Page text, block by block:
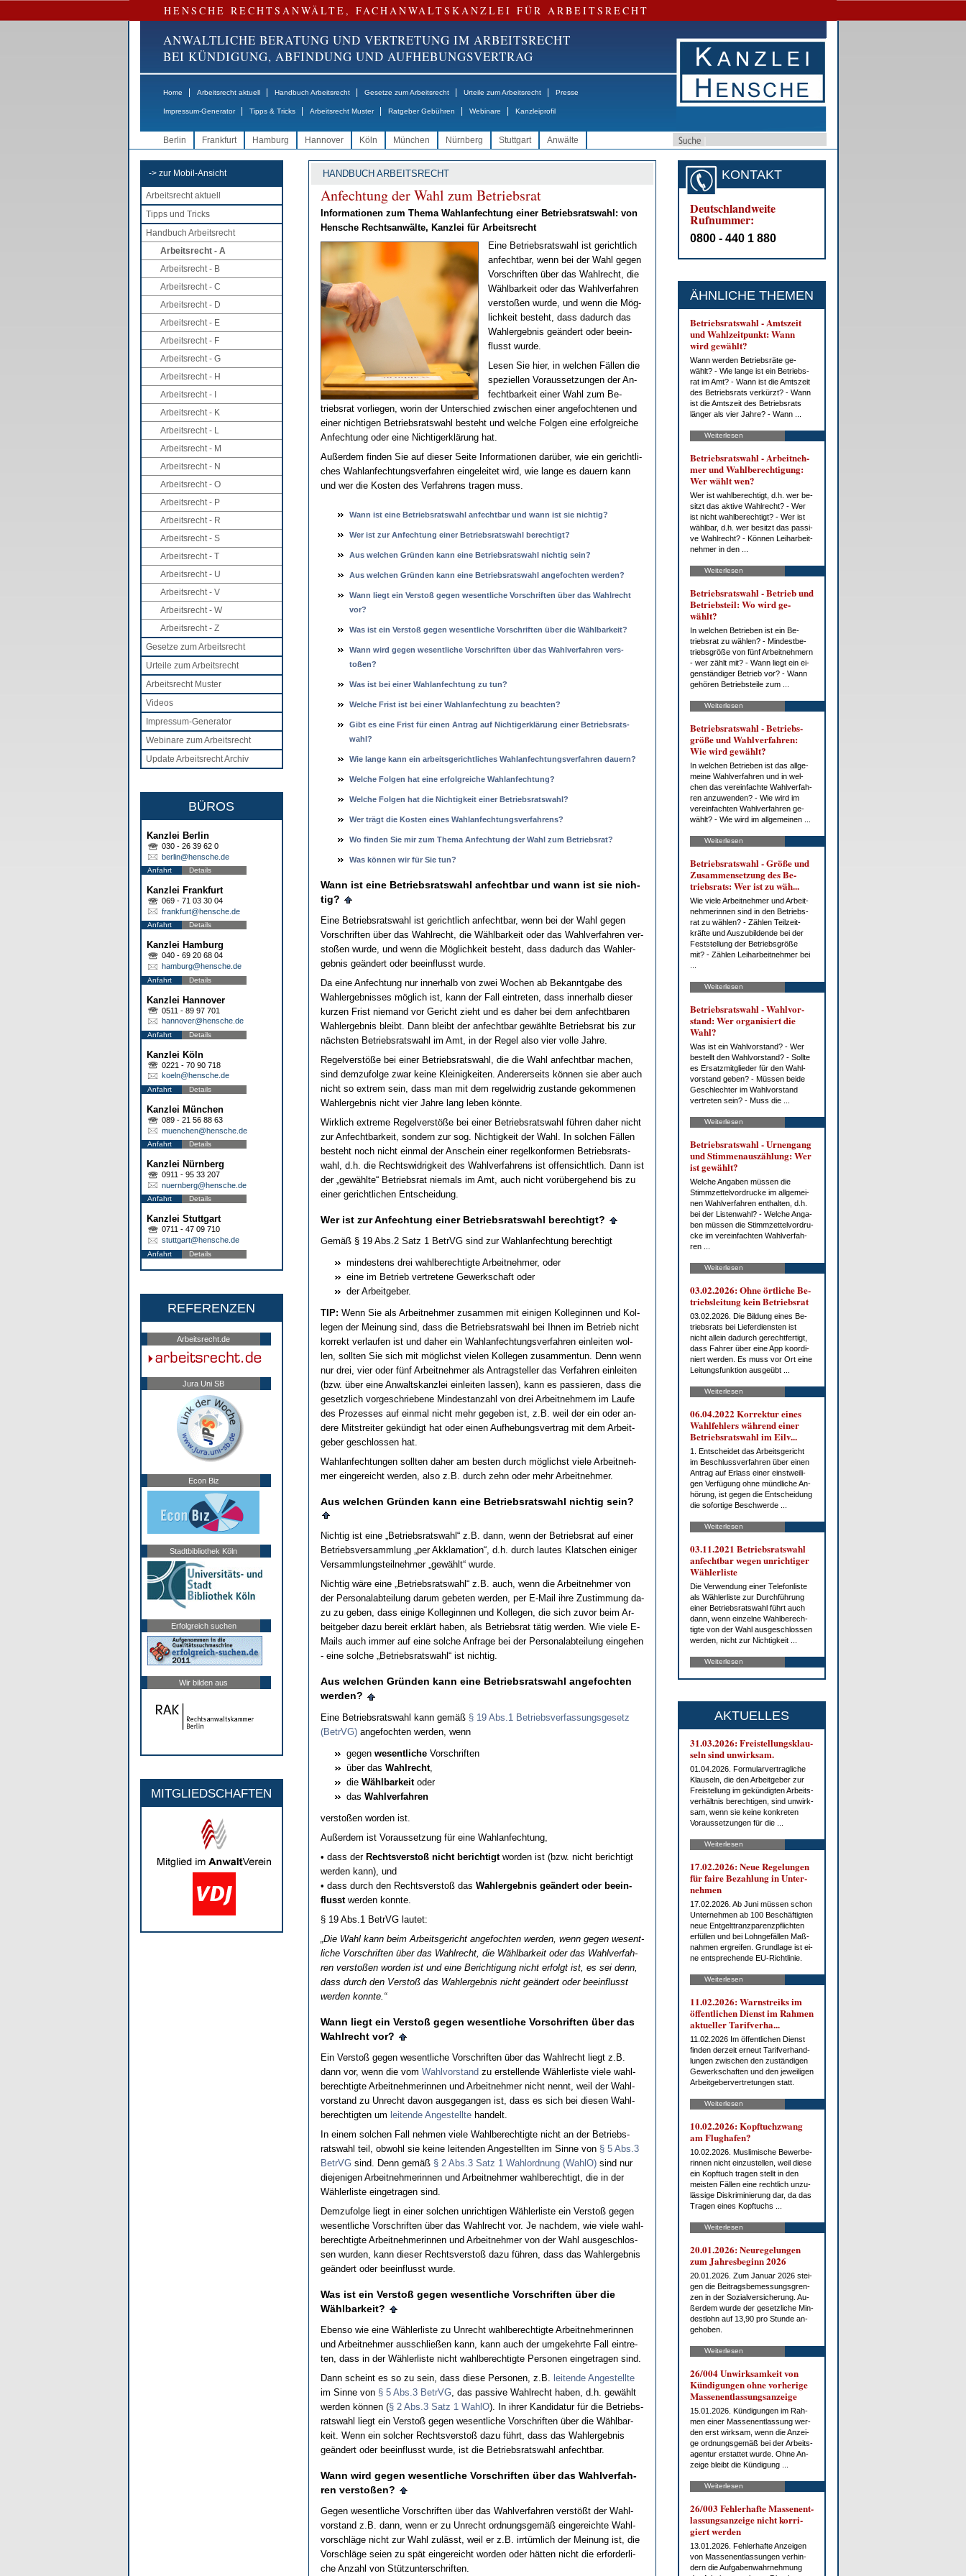
HENSCHE RECHTSANWÄLTE, FACHANWALTSKANZLEI FÜR ARBEITSRECHT
ANWALTLICHE BERATUNG UND VERTRETUNG IM ARBEITSRECHT
BEI KÜNDIGUNG, ABFINDUNG UND AUFHEBUNGSVERTRAG
Home Arbeitsrecht aktuell Handbuch Arbeitsrecht Gesetze zum Arbeitsrecht Urteile zum Arbeitsrecht Presse
Impressum-Generator Tipps & Tricks Arbeitsrecht Muster Ratgeber Gebühren Webinare Kanzleiprofil
Berlin Frankfurt Hamburg Hannover Köln München Nürnberg Stuttgart Anwälte
-> zur Mobil-Ansicht
Arbeitsrecht aktuell
Tipps und Tricks
Handbuch Arbeitsrecht
Arbeitsrecht - A
Arbeitsrecht - B
Arbeitsrecht - C
Arbeitsrecht - D
Arbeitsrecht - E
Arbeitsrecht - F
Arbeitsrecht - G
Arbeitsrecht - H
Arbeitsrecht - I
Arbeitsrecht - K
Arbeitsrecht - L
Arbeitsrecht - M
Arbeitsrecht - N
Arbeitsrecht - O
Arbeitsrecht - P
Arbeitsrecht - R
Arbeitsrecht - S
Arbeitsrecht - T
Arbeitsrecht - U
Arbeitsrecht - V
Arbeitsrecht - W
Arbeitsrecht - Z
Gesetze zum Arbeitsrecht
Urteile zum Arbeitsrecht
Arbeitsrecht Muster
Videos
Impressum-Generator
Webinare zum Arbeitsrecht
Update Arbeitsrecht Archiv
BÜROS
Kanzlei Berlin
030 - 26 39 62 0
berlin@hensche.de
Anfahrt Details
Kanzlei Frankfurt
069 - 71 03 30 04
frankfurt@hensche.de
Anfahrt Details
Kanzlei Hamburg
040 - 69 20 68 04
hamburg@hensche.de
Anfahrt Details
Kanzlei Hannover
0511 - 89 97 701
hannover@hensche.de
Anfahrt Details
Kanzlei Köln
0221 - 70 90 718
koeln@hensche.de
Anfahrt Details
Kanzlei München
089 - 21 56 88 63
muenchen@hensche.de
Anfahrt Details
Kanzlei Nürnberg
0911 - 95 33 207
nuernberg@hensche.de
Anfahrt Details
Kanzlei Stuttgart
0711 - 47 09 710
stuttgart@hensche.de
Anfahrt Details
REFERENZEN
Arbeitsrecht.de
Jura Uni SB
Econ Biz
Stadtbibliothek Köln
Erfolgreich suchen
Wir bilden aus
MITGLIEDSCHAFTEN
HANDBUCH ARBEITSRECHT
An­fech­tung der Wahl zum Be­triebs­rat
In­for­ma­tio­nen zum The­ma Wahl­an­fech­tung ei­ner Be­triebs­rats­wahl: von
Hen­sche Rechts­an­wäl­te, Kanz­lei für Ar­beits­recht
Ei­ne Be­triebs­rats­wahl ist ge­richt­lich
an­fecht­bar, wenn bei der Wahl ge­gen
Vor­schrif­ten über das Wahl­recht, die
Wähl­bar­keit oder das Wahl­ver­fah­ren
ver­sto­ßen wur­de, und wenn die Mög­
lich­keit be­steht, dass da­durch das
Wahl­er­geb­nis ge­än­dert oder be­ein­
flusst wur­de.
Le­sen Sie hier, in wel­chen Fäl­len die
spe­zi­el­len Vor­aus­set­zun­gen der An­
fecht­bar­keit ei­ner Wahl zum Be­
triebs­rat vor­lie­gen, wor­in der Un­ter­schied zwi­schen ei­ner an­ge­foch­te­nen und
ei­ner nich­ti­gen Be­triebs­rats­wahl be­steht und wel­che Fol­gen ei­ne er­folg­rei­che
An­fech­tung oder ei­ne Nich­ti­g­er­klä­rung hat.
Au­ßer­dem fin­den Sie auf die­ser Sei­te In­for­ma­tio­nen dar­über, wie ein ge­richt­li­
ches Wahl­an­fech­tungs­ver­fah­ren ein­ge­lei­tet wird, wie lan­ge es dau­ern kann
und wer die Kos­ten des Ver­fah­rens tra­gen muss.
Wann ist ei­ne Be­triebs­rats­wahl an­fecht­bar und wann ist sie nich­tig?
Wer ist zur An­fech­tung ei­ner Be­triebs­rats­wahl be­rech­tigt?
Aus wel­chen Gründen kann ei­ne Be­triebs­rats­wahl nich­tig sein?
Aus wel­chen Gründen kann ei­ne Be­triebs­rats­wahl an­ge­foch­ten wer­den?
Wann liegt ein Ver­s­toß ge­gen we­sent­li­che Vor­schrif­ten über das Wahl­recht
vor?
Was ist ein Ver­s­toß ge­gen we­sent­li­che Vor­schrif­ten über die Wähl­bar­keit?
Wann wird ge­gen we­sent­li­che Vor­schrif­ten über das Wahl­ver­fah­ren ver­s­
toßen?
Was ist bei ei­ner Wahl­an­fech­tung zu tun?
Wel­che Frist ist bei ei­ner Wahl­an­fech­tung zu be­ach­ten?
Gibt es ei­ne Frist für ei­nen An­trag auf Nich­ti­gerklärung ei­ner Be­triebs­rats­
wahl?
Wie lan­ge kann ein ar­beits­ge­richt­li­ches Wahl­an­fech­tungs­ver­fah­ren dau­ern?
Wel­che Fol­gen hat ei­ne er­folg­rei­che Wahl­an­fech­tung?
Wel­che Fol­gen hat die Nich­tig­keit ei­ner Be­triebs­rats­wahl?
Wer trägt die Kos­ten ei­nes Wahl­an­fech­tungs­ver­fah­rens?
Wo fin­den Sie mir zum The­ma An­fech­tung der Wahl zum Be­triebs­rat?
Was kön­nen wir für Sie tun?
Wann ist ei­ne Be­triebs­rats­wahl an­fecht­bar und wann ist sie nich­
tig?
Ei­ne Be­triebs­rats­wahl ist ge­richt­lich an­fecht­bar, wenn bei der Wahl ge­gen
Vor­schrif­ten über das Wahl­recht, die Wähl­bar­keit oder das Wahl­ver­fah­ren ver­
s­toßen wur­de, und wenn die Möglich­keit be­steht, dass da­durch das Wahl­er­
geb­nis geändert oder be­ein­flusst wur­de.
Da ei­ne An­fech­tung nur in­ner­halb von zwei Wo­chen ab Be­kannt­ga­be des
Wahl­er­geb­nis­ses möglich ist, kann der Fall ein­tre­ten, dass in­ner­halb die­ser
kur­zen Frist nie­mand vor Ge­richt zieht und es da­her bei dem an­fecht­ba­ren
Wahl­er­geb­nis bleibt. Dann bleibt der an­fecht­bar gewähl­te Be­triebs­rat bis zur
nächs­ten Be­triebs­rats­wahl im Amt, in der Re­gel al­so vier vol­le Jah­re.
Re­gel­verstöße bei ei­ner Be­triebs­rats­wahl, die die Wahl an­fecht­bar ma­chen,
sind dem­zu­fol­ge zwar kei­ne Klei­nig­kei­ten. An­de­rer­seits können sie aber auch
nicht so ex­trem sein, dass man mit dem re­gel­wid­rig zu­stan­de ge­kom­me­nen
Wahl­er­geb­nis nicht vier Jah­re lang le­ben könn­te.
Wirk­lich ex­tre­me Re­gel­verstöße bei ei­ner Be­triebs­rats­wahl führen da­her nicht
zur An­fecht­bar­keit, son­dern zur sog. Nich­tig­keit der Wahl. In sol­chen Fällen
be­steht noch nicht ein­mal der An­schein ei­ner re­gel­kon­for­men Be­triebs­rats­
wahl, d.h. die Rechts­wid­rig­keit des Wahl­ver­fah­rens ist of­fen­sicht­lich. Dann ist
der „gewähl­te“ Be­triebs­rat nie­mals im Amt, auch nicht vorüber­ge­hend bis zu
ei­ner ge­richt­li­chen Ent­schei­dung.
Wer ist zur An­fech­tung ei­ner Be­triebs­rats­wahl be­rech­tigt?
Gemäß § 19 Abs.2 Satz 1 Be­trVG sind zur Wahl­an­fech­tung be­rech­tigt
min­des­tens drei wahl­be­rech­tig­te Ar­beit­neh­mer, oder
ei­ne im Be­trieb ver­tre­te­ne Ge­werk­schaft oder
der Ar­beit­ge­ber.
TIP: Wenn Sie als Ar­beit­neh­mer zu­sam­men mit ei­ni­gen Kol­le­gin­nen und Kol­
le­gen der Mei­nung sind, dass die Be­triebs­rats­wahl bei Ih­nen im Be­trieb nicht
kor­rekt ver­lau­fen ist und da­her ein Wahl­an­fech­tungs­ver­fah­ren ein­lei­ten wol­
len, soll­ten Sie sich mit möglichst vie­len Kol­le­gen zu­sam­men­tun. Denn wenn
nur drei, vier oder fünf Ar­beit­neh­mer als An­trag­stel­ler das Ver­fah­ren ein­lei­ten
(bzw. über ei­ne An­walts­kanz­lei ein­lei­ten las­sen), kann es pas­sie­ren, dass die
ge­setz­lich vor­ge­schrie­be­ne Min­dest­an­zahl von drei Ar­beit­neh­mern im Lau­fe
des Pro­zes­ses auf ein­mal nicht mehr ge­ge­ben ist, z.B. weil der ein oder an­
de­re Mit­strei­ter gekündigt hat oder ei­nen Auf­he­bungs­ver­trag mit dem Ar­beit­
ge­ber ge­schlos­sen hat.
Wahl­an­fech­tun­gen soll­ten da­her am bes­ten durch möglichst vie­le Ar­beit­neh­
mer ein­ge­reicht wer­den, al­so z.B. durch zehn oder mehr Ar­beit­neh­mer.
Aus wel­chen Gründen kann ei­ne Be­triebs­rats­wahl nich­tig sein?
Nich­tig ist ei­ne „Be­triebs­rats­wahl“ z.B. dann, wenn der Be­triebs­rat auf ei­ner
Be­triebs­ver­samm­lung „per Ak­kla­ma­ti­on“, d.h. durch lau­tes Klat­schen ei­ni­ger
Ver­samm­lungs­teil­neh­mer „gewählt“ wur­de.
Nich­tig wäre ei­ne „Be­triebs­rats­wahl“ z.B. auch, wenn die Ar­beit­neh­mer von
der Per­so­nal­ab­tei­lung dar­um ge­be­ten wer­den, per E-Mail ih­re Zu­stim­mung da­
zu zu ge­ben, dass ei­ni­ge Kol­le­gin­nen und Kol­le­gen, die sich zu­vor beim Ar­
beit­ge­ber da­zu be­reit erklärt ha­ben, als Be­triebs­rat tätig wer­den. Wie vie­le E-
Mails auch im­mer auf ei­ne sol­che An­fra­ge bei der Per­so­nal­ab­tei­lung ein­ge­hen
- ei­ne sol­che „Be­triebs­rats­wahl“ ist nich­tig.
Aus wel­chen Gründen kann ei­ne Be­triebs­rats­wahl an­ge­foch­ten
wer­den?
Ei­ne Be­triebs­rats­wahl kann gemäß § 19 Abs.1 Be­triebs­ver­fas­sungs­ge­setz
(Be­trVG)an­ge­foch­ten wer­den, wenn
ge­gen we­sent­li­cheVor­schrif­ten
über das Wahl­recht,
die Wähl­bar­keitoder
das Wahl­ver­fah­ren
ver­s­toßen wor­den ist.
Außer­dem ist Vor­aus­set­zung für ei­ne Wahl­an­fech­tung,
• dass der Rechts­ver­s­toß nicht be­rich­tigtwor­den ist (bzw. nicht be­rich­tigt
wer­den kann), und
• dass durch den Rechts­ver­s­toß das Wahl­er­geb­nis geändert oder be­ein­
flusstwer­den konn­te.
§ 19 Abs.1 Be­trVG lau­tet:
„Die Wahl kann beim Ar­beits­ge­richt an­ge­foch­ten wer­den, wenn ge­gen we­sent­
li­che Vor­schrif­ten über das Wahl­recht, die Wähl­bar­keit oder das Wahl­ver­fah­
ren ver­s­toßen wor­den ist und ei­ne Be­rich­ti­gung nicht er­folgt ist, es sei denn,
dass durch den Ver­s­toß das Wahl­er­geb­nis nicht geändert oder be­ein­flusst
wer­den konn­te.“
Wann liegt ein Ver­s­toß ge­gen we­sent­li­che Vor­schrif­ten über das
Wahl­recht vor?
Ein Ver­s­toß ge­gen we­sent­li­che Vor­schrif­ten über das Wahl­recht liegt z.B.
dann vor, wenn die vom Wahl­vor­stand zu er­stel­len­de Wähler­lis­te vie­le wahl­
be­rech­tig­te Ar­beit­neh­me­rin­nen und Ar­beit­neh­mer nicht nennt, weil der Wahl­
vor­stand zu Un­recht da­von aus­ge­gan­gen ist, dass es sich bei die­sen Wahl­
be­rech­tig­ten um lei­ten­de An­ge­stell­tehan­delt.
In ei­nem sol­chen Fall neh­men vie­le Wahl­be­rech­tig­te nicht an der Be­triebs­
rats­wahl teil, ob­wohl sie kei­ne lei­ten­den An­ge­stell­ten im Sin­ne von § 5 Abs.3
Be­trVGsind. Denn gemäß § 2 Abs.3 Satz 1 Wahl­ord­nung (WahlO)sind nur
die­je­ni­gen Ar­beit­neh­me­rin­nen und Ar­beit­neh­mer wahl­be­rech­tigt, die in der
Wähler­lis­te ein­ge­tra­gen sind.
Dem­zu­fol­ge liegt in ei­ner sol­chen un­rich­ti­gen Wähler­lis­te ein Ver­s­toß ge­gen
we­sent­li­che Vor­schrif­ten über das Wahl­recht vor. Je nach­dem, wie vie­le wahl­
be­rech­tig­te Ar­beit­neh­me­rin­nen und Ar­beit­neh­mer von der Wahl aus­ge­schlos­
sen wur­den, kann die­ser Rechts­ver­s­toß da­zu führen, dass das Wahl­er­geb­nis
geändert oder be­ein­flusst wur­de.
Was ist ein Ver­s­toß ge­gen we­sent­li­che Vor­schrif­ten über die
Wähl­bar­keit?
Eben­so wie ei­ne Wähler­lis­te zu Un­recht wahl­be­rech­tig­te Ar­beit­neh­me­rin­nen
und Ar­beit­neh­mer aus­sch­ließen kann, kann auch der um­ge­kehr­te Fall ein­tre­
ten, dass in der Wähler­lis­te nicht wahl­be­rech­tig­te Per­so­nen ein­ge­tra­gen sind.
Dann scheint es so zu sein, dass die­se Per­so­nen, z.B. lei­ten­de An­ge­stell­te
im Sin­ne von § 5 Abs.3 Be­trVG, das pas­si­ve Wahl­recht ha­ben, d.h. gewählt
wer­den können (§ 2 Abs.3 Satz 1 WahlO). In ih­rer Kan­di­da­tur für die Be­triebs­
rats­wahl liegt ein Ver­s­toß ge­gen we­sent­li­che Vor­schrif­ten über die Wähl­bar­
keit. Wenn ein sol­cher Rechts­ver­s­toß da­zu führt, dass das Wahl­er­geb­nis
geändert oder be­ein­flusst wur­de, ist die Be­triebs­rats­wahl an­fecht­bar.
Wann wird ge­gen we­sent­li­che Vor­schrif­ten über das Wahl­ver­fah­
ren ver­s­toßen?
Ge­gen we­sent­li­che Vor­schrif­ten über das Wahl­ver­fah­ren verstößt der Wahl­
vor­stand z.B. dann, wenn er zu Un­recht ord­nungs­gemäß ein­ge­reich­te Wahl­
vor­schläge nicht zur Wahl zulässt, weil er z.B. irrtümlich der Mei­nung ist, die
Vor­schläge sei­en zu spät ein­ge­reicht wor­den oder hätten nicht die er­for­der­li­
che An­zahl von Stütz­un­ter­schrif­ten.
KONTAKT
Deutschlandweite
Rufnummer:
0800 - 440 1 880
ÄHNLICHE THEMEN
Be­triebs­rats­wahl - Amts­zeit
und Wahl­zeit­punkt: Wann
wird ge­wählt?
Wann wer­den Be­triebs­rä­te ge­
wählt? - Wie lan­ge ist ein Be­triebs­
rat im Amt? - Wann ist die Amts­zeit
des Be­triebs­rats ver­kürzt? - Wann
ist die Amts­zeit des Be­triebs­rats
län­ger als vier Jah­re? - Wann ...
Weiterlesen
Be­triebs­rats­wahl - Ar­beit­neh­
mer und Wahl­be­rech­ti­gung:
Wer wählt wen?
Wer ist wahl­be­rech­tigt, d.h. wer be­
sitzt das ak­ti­ve Wahl­recht? - Wer
ist nicht wahl­be­rech­tigt? - Wer ist
wähl­bar, d.h. wer be­sitzt das pas­si­
ve Wahl­recht? - Kön­nen Leih­ar­beit­
neh­mer in den ...
Weiterlesen
Be­triebs­rats­wahl - Be­trieb und
Be­triebs­teil: Wo wird ge­
wählt?
In wel­chen Be­trie­ben ist ein Be­
triebs­rat zu wäh­len? - Min­dest­be­
triebs­grö­ße von fünf Ar­beit­neh­mern
- wer zählt mit? - Wann liegt ein ei­
gen­stän­di­ger Be­trieb vor? - Wann
ge­hö­ren Be­triebs­tei­le zum ...
Weiterlesen
Be­triebs­rats­wahl - Be­triebs­
grö­ße und Wahl­ver­fah­ren:
Wie wird ge­wählt?
In wel­chen Be­trie­ben ist das all­ge­
mei­ne Wahl­ver­fah­ren und in wel­
chen das ver­ein­fach­te Wahl­ver­fah­
ren an­zu­wen­den? - Wie wird im
ver­ein­fach­ten Wahl­ver­fah­ren ge­
wählt? - Wie wird im all­ge­mei­nen ...
Weiterlesen
Be­triebs­rats­wahl - Grö­ße und
Zu­sam­men­set­zung des Be­
triebs­rats: Wer ist zu wäh...
Wie vie­le Ar­beit­neh­mer und Ar­beit­
neh­me­rin­nen sind in den Be­triebs­
rat zu wäh­len? - Zäh­len Teil­zeit­
kräf­te und Aus­zu­bil­den­de bei der
Fest­stel­lung der Be­triebs­grö­ße
mit? - Zäh­len Leih­ar­beit­neh­mer bei
Weiterlesen
Be­triebs­rats­wahl - Wahl­vor­
stand: Wer or­ga­ni­siert die
Wahl?
Was ist ein Wahl­vor­stand? - Wer
be­stellt den Wahl­vor­stand? - Soll­te
es Er­satz­mit­glie­der für den Wahl­
vor­stand ge­ben? - Müs­sen bei­de
Ge­schlech­ter im Wahl­vor­stand
ver­tre­ten sein? - Muss die ...
Weiterlesen
Be­triebs­rats­wahl - Ur­nen­gang
und Stim­men­aus­zäh­lung: Wer
ist ge­wählt?
Wel­che An­ga­ben müs­sen die
Stimm­zet­tel­vor­dru­cke im all­ge­mei­
nen Wahl­ver­fah­ren ent­hal­ten, d.h.
bei der Lis­ten­wahl? - Wel­che An­ga­
ben müs­sen die Stimm­zet­tel­vor­dru­
cke im ver­ein­fach­ten Wahl­ver­fah­
ren ...
Weiterlesen
03.02.2026: Oh­ne ört­li­che Be­
triebs­lei­tung kein Be­triebs­rat
03.02.2026. Die Bil­dung ei­nes Be­
triebs­rats bei Lie­fer­diens­ten ist
nicht al­lein da­durch ge­recht­fer­tigt,
dass Fah­rer über ei­ne App ko­or­di­
niert wer­den. Es muss vor Ort ei­ne
Lei­tungs­funk­ti­on aus­ge­übt ...
Weiterlesen
06.04.2022 Kor­rek­tur ei­nes
Wahl­feh­lers wäh­rend ei­ner
Be­triebs­rats­wahl im Eilv...
1. Ent­schei­det das Ar­beits­ge­richt
im Be­schluss­ver­fah­ren über ei­nen
An­trag auf Er­lass ei­ner einst­wei­li­
gen Ver­fü­gung oh­ne münd­li­che An­
hö­rung, ist ge­gen die Ent­schei­dung
die so­for­ti­ge Be­schwer­de ...
Weiterlesen
03.11.2021 Be­triebs­rats­wahl
an­fecht­bar we­gen un­rich­ti­ger
Wäh­ler­lis­te
Die Ver­wen­dung ei­ner Te­le­fon­lis­te
als Wäh­ler­lis­te zur Durch­füh­rung
ei­ner Be­triebs­rats­wahl führt auch
dann, wenn ein­zel­ne Wahl­be­rech­
tig­te von der Wahl aus­ge­schlos­sen
wer­den, nicht zur Nich­tig­keit ...
Weiterlesen
AKTUELLES
31.03.2026: Frei­stel­lungs­klau­
seln sind un­wirk­sam.
01.04.2026. For­mu­lar­ver­trag­li­che
Klau­seln, die den Ar­beit­ge­ber zur
Frei­stel­lung im ge­kün­dig­ten Ar­beits­
ver­hält­nis be­rech­ti­gen, sind un­wirk­
sam, wenn sie kei­ne kon­kre­ten
Vor­aus­set­zun­gen für die ...
Weiterlesen
17.02.2026: Neue Re­ge­lun­gen
für fai­re Be­zah­lung in Un­ter­
neh­men
17.02.2026. Ab Ju­ni müs­sen schon
Un­ter­neh­men ab 100 Be­schäf­tig­ten
neue Ent­gelt­tranz­pa­renz­pflich­ten
er­fül­len und bei Lohn­ge­fäl­len Maß­
nah­men er­grei­fen. Grund­la­ge ist ei­
ne ent­spre­chen­de EU-Richt­li­nie.
Weiterlesen
11.02.2026: Warn­streiks im
öf­fent­li­chen Dienst im Rah­men
ak­tu­el­ler Ta­rif­ver­ha...
11.02.2026 Im öf­fent­li­chen Dienst
fin­den der­zeit er­neut Ta­rif­ver­hand­
lun­gen zwi­schen den zu­stän­di­gen
Ge­werk­schaf­ten und den je­wei­li­gen
Ar­beit­ge­ber­ver­tre­tun­gen statt.
Weiterlesen
10.02.2026: Kopf­tuch­zwang
am Flug­ha­fen?
10.02.2026. Mus­li­mi­sche Be­wer­be­
rin­nen nicht ein­zu­stel­len, weil die­se
ein Kopf­tuch tra­gen stellt in den
meis­ten Fäl­len ei­ne recht­lich un­zu­
läs­si­ge Dis­kri­mi­nie­rung dar, da das
Tra­gen ei­nes Kopf­tuchs ...
Weiterlesen
20.01.2026: Neu­re­ge­lun­gen
zum Jah­res­be­ginn 2026
20.01.2026. Zum Ja­nu­ar 2026 stei­
gen die Bei­trags­be­mes­sungs­gren­
zen in der So­zi­al­ver­si­che­rung. Au­
ßer­dem wur­de der ge­setz­li­che Min­
dest­lohn auf 13,90 pro St­un­de an­
ge­ho­ben.
Weiterlesen
26/004 Un­wirk­sam­keit von
Kün­di­gun­gen oh­ne vor­he­ri­ge
Mas­sen­ent­las­sungs­an­zei­ge
15.01.2026. Kün­di­gun­gen im Rah­
men ei­ner Mas­sen­ent­las­sung wer­
den erst wirk­sam, wenn die An­zei­
ge ord­nungs­ge­mäß bei der Ar­beits­
agen­tur er­stat­tet wur­de. Oh­ne An­
zei­ge bleibt die Kün­di­gung ...
Weiterlesen
26/003 Feh­ler­haf­te Mas­sen­ent­
las­sungs­an­zei­ge nicht kor­ri­
giert wer­den
13.01.2026. Feh­ler­haf­te An­zei­gen
von Mas­sen­ent­las­sun­gen ver­hin­
dern die Auf­ga­ben­wahr­neh­mung